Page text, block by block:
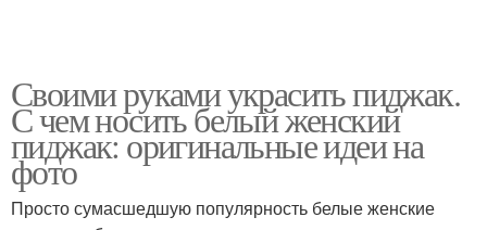
Своими руками украсить пиджак.
С чем носить белый женский
пиджак: оригинальные идеи на
фото
Просто сумасшедшую популярность белые женские